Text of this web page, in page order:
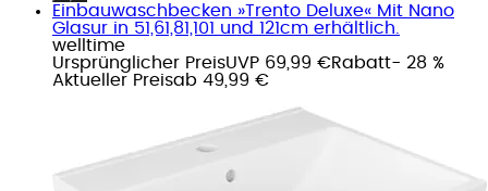
Einbauwaschbecken »Trento Deluxe« Mit Nano
Glasur in 51,61,81,101 und 121cm erhältlich.
welltime
Ursprünglicher PreisUVP 69,99 €Rabatt- 28 %
Aktueller Preisab 49,99 €